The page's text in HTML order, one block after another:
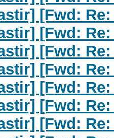
[Fwd:
[Fwd:
[Fwd:
[Fwd:
[Fwd:
[Fwd:
[Fwd: